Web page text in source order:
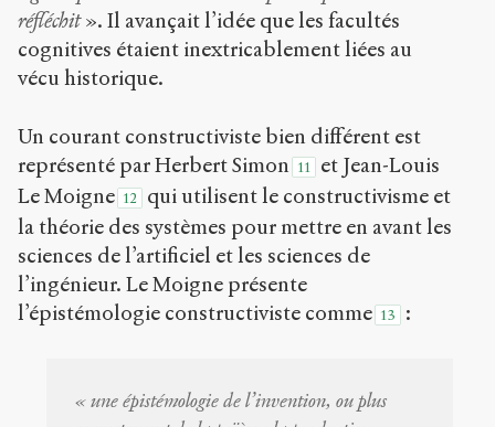
réfléchit». Il avançait l’idée que les facultés
cognitives étaient inextricablement liées au
vécu historique.
Un courant constructiviste bien différent est
représenté par Herbert Simon 11 et Jean-Louis
Le Moigne 12
qui utilisent le constructivisme et
la théorie des systèmes pour mettre en avant les
sciences de l’artificiel et les sciences de
l’ingénieur. Le Moigne présente
l’épistémologie constructiviste comme 13 :
« une épistémologie de l’invention, ou plus